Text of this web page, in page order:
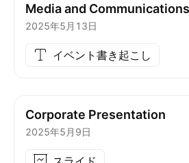
Media and
2025年5月13日
イベント書き起こし
Corporate Presentation
2025年5月9日